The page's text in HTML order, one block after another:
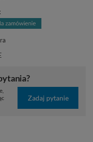
Zadaj pytanie